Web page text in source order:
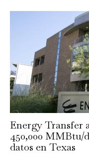
Energy Transfer
450,000 MMBtu/
datos en Texas